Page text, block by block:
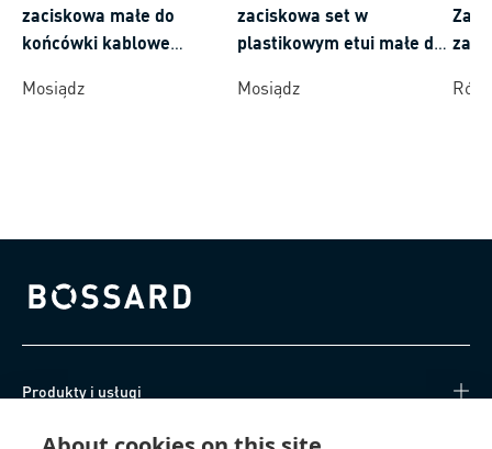
zaciskowa małe do
końcówki kablowe
Mosiądz
zaciskowa set w
plastikowym etui małe do
zaciskane wg DIN 46235
Mosiądz
Bossard homepage
Produkty i usługi